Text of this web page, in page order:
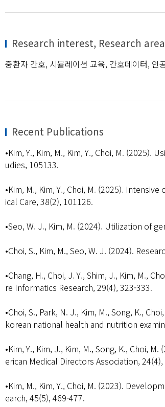
Research interest, Research
중환자 간호, 시뮬레이션 교육, 간호데이터, 인
Recent Publications
•Kim, Y., Kim, M., Kim, Y., Choi, M.
udies, 105133.
•Kim, M., Kim, Y., Choi, M. (2025).
ical Care, 38(2), 101126.
•Seo, W. J., Kim, M. (2024). Utilization of
•Choi, S., Kim, M., Seo, W. J. (2024).
•Chang, H., Choi, J. Y., Shim, J., Kim, M.,
re Informatics Research, 29(4), 323-333.
•Choi, S., Park, N. J., Kim, M., Song, K.,
korean national health and nutrition
•Kim, Y., Kim, J., Kim, M., Song, K., Choi,
erican Medical Directors Association,
•Kim, M., Kim, Y., Choi, M. (2023).
earch, 45(5), 469-477.